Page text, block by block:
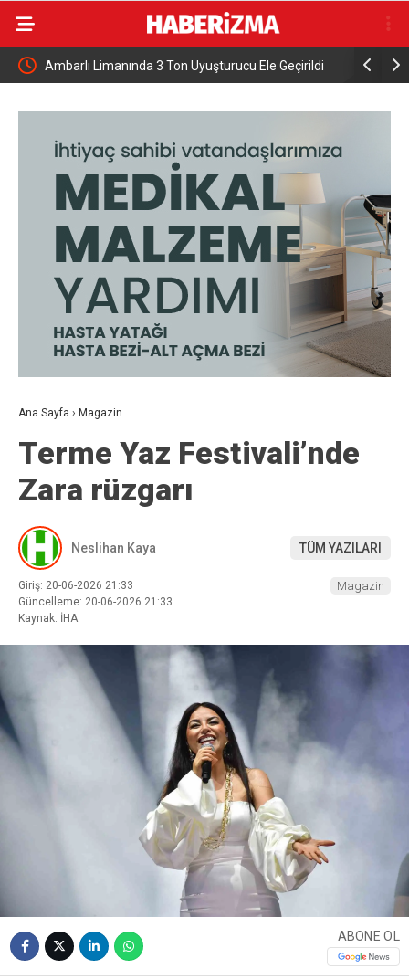
Ambarlı Limanında 3 Ton Uyuşturucu Ele Geçirildi
Ana Sayfa › Magazin
Terme Yaz Festivali’nde
Zara rüzgarı
Neslihan Kaya TÜM YAZILARI
Giriş: 20-06-2026 21:33
Güncelleme: 20-06-2026 21:33
Kaynak: İHA
Magazin
ABONE OL